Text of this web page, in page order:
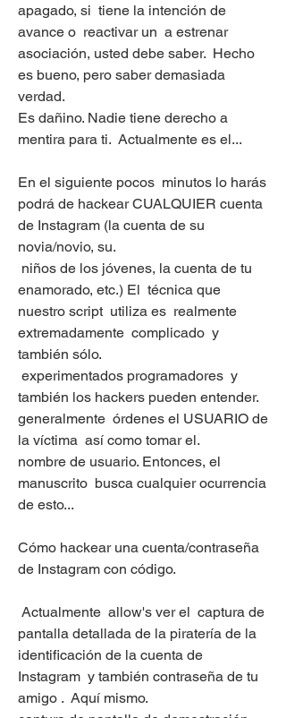
apagado, si  tiene la intención de
avance o  reactivar un  a estrenar
asociación, usted debe saber.  Hecho
es bueno, pero saber demasiada
verdad.
Es dañino. Nadie tiene derecho a
mentira para ti.  Actualmente es el...
En el siguiente pocos  minutos lo harás
podrá de hackear CUALQUIER cuenta
de Instagram (la cuenta de su
novia/novio, su.
enamorado, etc.) El  técnica que
nuestro script  utiliza es  realmente
extremadamente  complicado  y
también sólo.
también los hackers pueden entender.
generalmente  órdenes el USUARIO de
la víctima  así como tomar el.
nombre de usuario. Entonces, el
manuscrito  busca cualquier ocurrencia
de esto...
Cómo hackear una cuenta/contraseña
de Instagram con código.
pantalla detallada de la piratería de la
identificación de la cuenta de
Instagram  y también contraseña de tu
amigo .  Aquí mismo.